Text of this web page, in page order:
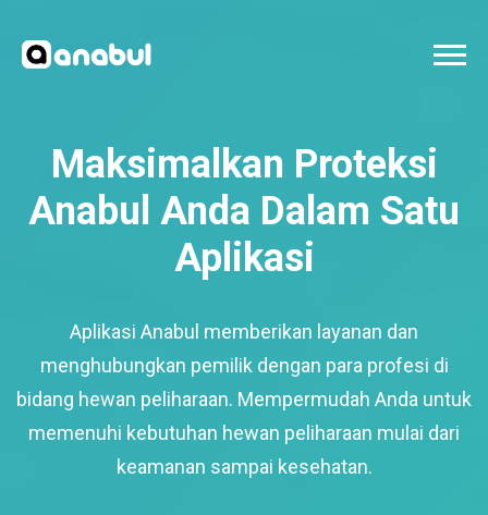
Maksimalkan Proteksi
Anabul Anda Dalam Satu
Aplikasi
Aplikasi Anabul memberikan layanan dan
menghubungkan pemilik dengan para profesi di
bidang hewan peliharaan. Mempermudah Anda untuk
memenuhi kebutuhan hewan peliharaan mulai dari
keamanan sampai kesehatan.